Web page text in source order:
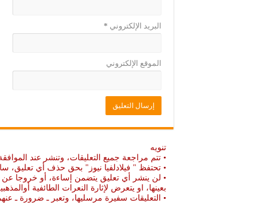
البريد الإلكتروني *
الموقع الإلكتروني
تنويه
• تتم مراجعة جميع التعليقات، وتنشر عند
• تحتفظ " فيلادلفيا نيوز" بحق حذف أي تعليق،
• لن ينشر أي تعليق يتضمن إساءة، أو خروجا عن
بعينها، او يتعرض لإثارة النعرات الطائفية
• التعليقات سفيرة مرسليها، وتعبر ـ ضرورة